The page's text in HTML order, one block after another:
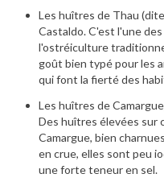
Les huîtres de Thau
Castaldo. C'est l'une
l'ostréiculture
goût bien typé pour les
qui font la fierté des
Les huîtres de
Des huîtres élevées sur
Camargue, bien
en crue, elles sont peu
une forte teneur en sel.